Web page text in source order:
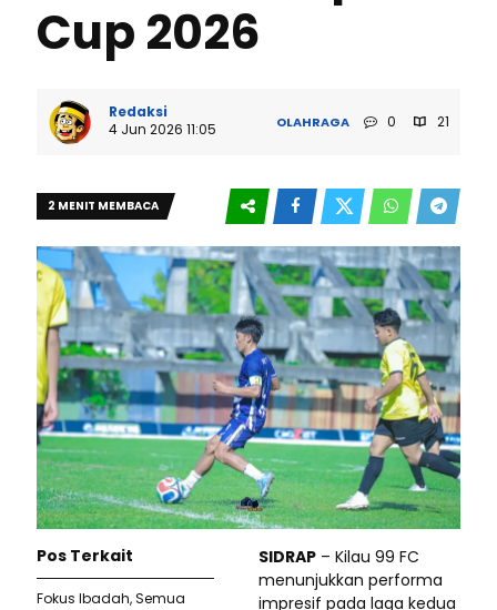
Cup 2026
Redaksi
4 Jun 2026 11:05
OLAHRAGA 0 21
2 MENIT MEMBACA
SIDRAP – Kilau 99 FC
menunjukkan performa
impresif pada laga kedua
Pos Terkait
Fokus Ibadah, Semua